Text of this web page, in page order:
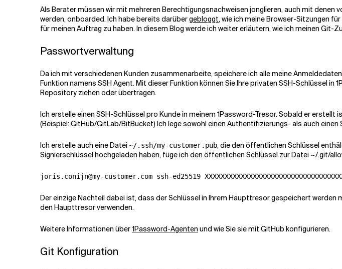
Verwandte Themen
Als Berater müssen wir mit mehreren Berechtigungsnachweisen jonglieren, auch mit denen
werden, onboarded. Ich habe bereits darübergebloggt, wie ich meine Browser-Sitzungen
für meinen Auftrag zu haben. In diesem Blog werde ich weiter erläutern, wie ich meinen Git-
Passwortverwaltung
Da ich mit verschiedenen Kunden zusammenarbeite, speichere ich alle meine
Funktion namens SSH Agent. Mit dieser Funktion können Sie Ihre privaten SSH-Schlüssel in
Repository ziehen oder übertragen.
Ich erstelle einen SSH-Schlüssel pro Kunde in meinem 1Password-Tresor. Sobald er
(Beispiel: GitHub/GitLab/BitBucket) Ich lege sowohl einen Authentifizierungs- als auch
Ich erstelle auch eine Datei~/.ssh/my-customer.pub, die den öffentlichen Schlüssel
Signierschlüssel hochgeladen haben, füge ich den öffentlichen Schlüssel zur Datei ~/.git/
Der einzige Nachteil dabei ist, dass der Schlüssel in Ihrem Haupttresor gespeichert
den Haupttresor verwenden.
Weitere Informationen über1Password-Agenten und wie Sie sie mit GitHub konfigurieren.
Git Konfiguration